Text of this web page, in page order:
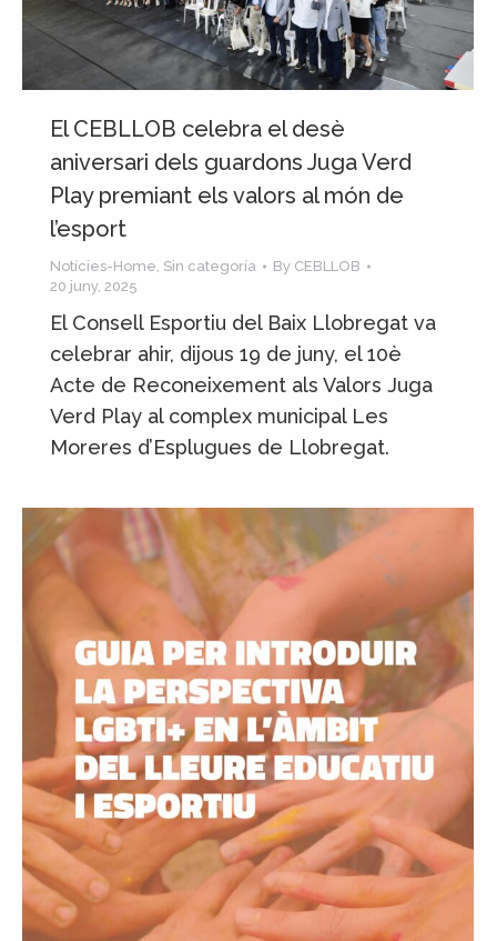
El CEBLLOB celebra el desè
aniversari dels guardons Juga Verd
Play premiant els valors al món de
l’esport
Notícies-Home Sin categoría By CEBLLOB
20 juny, 2025
El Consell Esportiu del Baix Llobregat va
celebrar ahir, dijous 19 de juny, el 10è
Acte de Reconeixement als Valors Juga
Verd Play al complex municipal Les
Moreres d’Esplugues de Llobregat.